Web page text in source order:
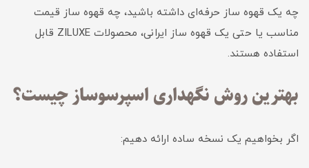
چه یک قهوه ساز حرفه‌ای داشته باشید، چه قهوه ساز قیمت
مناسب یا حتی یک قهوه ساز ایرانی، محصولات ZILUXE قابل
استفاده هستند.
بهترین روش نگهداری اسپرسوساز چیست؟
اگر بخواهیم یک نسخه ساده ارائه دهیم: